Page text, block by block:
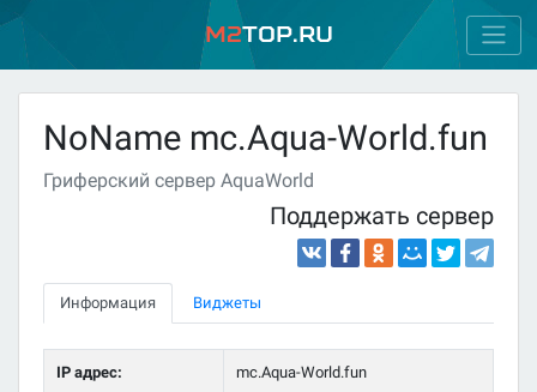
M2Top.ru
NoName mc.Aqua-World.fun
Гриферский сервер AquaWorld
Поддержать сервер
Информация Виджеты
IP адрес: mc.Aqua-World.fun